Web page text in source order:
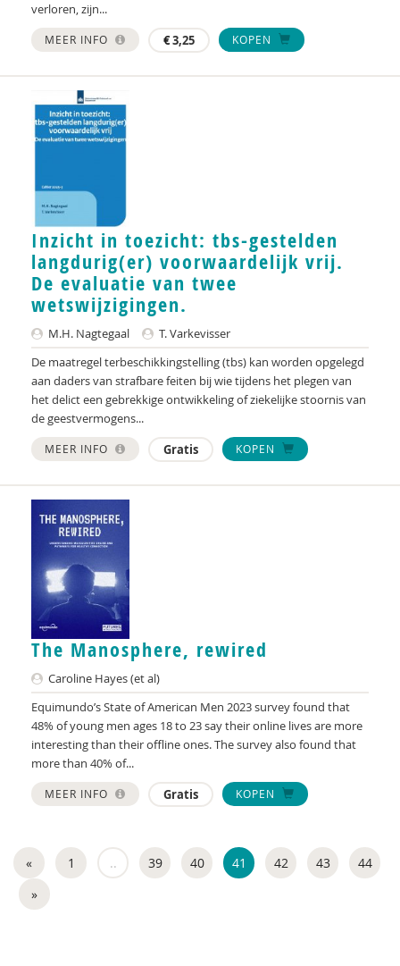
Anke van Dijke
Annebregt Dijkman
Kees Dijkman
Karin Dijkstra
Sietske Dijkstra, Hameeda Lakho en Kirsten
Regtop
The Domestic Abuse Commissioner
Peter Paul Doodkorte
Peter Paul J. Doodkorte
Hanske Douwenga
Youp Dusault
Jesse Dusseljee
Madelon Eelderink
Pascal Eikelenboom
Marc van Ekeren
Radboud Engbersen
Monique Engelbertink
Erika Espinola y Vazquez
Henriëtte Ettema
Rutgers Expertisecentrum Seksualiteit
Henk Ferwerda
Henk Ferwerda
Anne Frederiks
verloren, zijn...
MEER INFO €3,25 KOPEN
Inzicht in toezicht: tbs-gestelden
langdurig(er) voorwaardelijk vrij.
De evaluatie van twee
wetswijzigingen.
M.H. Nagtegaal
T. Varkevisser
De maatregel terbeschikkingstelling (tbs) kan worden opgelegd
aan daders van strafbare feiten bij wie tijdens het plegen van
het delict een gebrekkige ontwikkeling of ziekelijke stoornis van
de geestvermogens...
MEER INFO Gratis KOPEN
The Manosphere, rewired
Caroline Hayes (et al)
Equimundo’s State of American Men 2023 survey found that
48% of young men ages 18 to 23 say their online lives are more
interesting than their offline ones. The survey also found that
more than 40% of...
MEER INFO Gratis KOPEN
« 1 .. 39 40 41 42 43
44
»